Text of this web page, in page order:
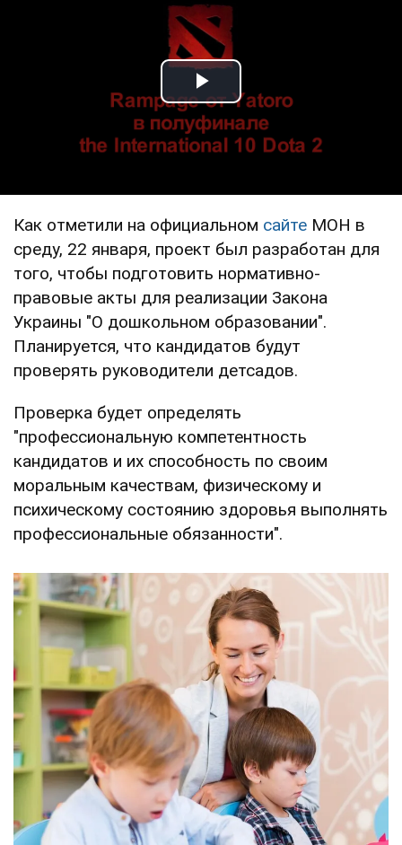
Play Video
Как отметили на официальном сайте МОН в
среду, 22 января, проект был разработан для
того, чтобы подготовить нормативно-
правовые акты для реализации Закона
Украины "О дошкольном образовании".
Планируется, что кандидатов будут
проверять руководители детсадов.
Проверка будет определять
"профессиональную компетентность
кандидатов и их способность по своим
моральным качествам, физическому и
психическому состоянию здоровья выполнять
профессиональные обязанности".